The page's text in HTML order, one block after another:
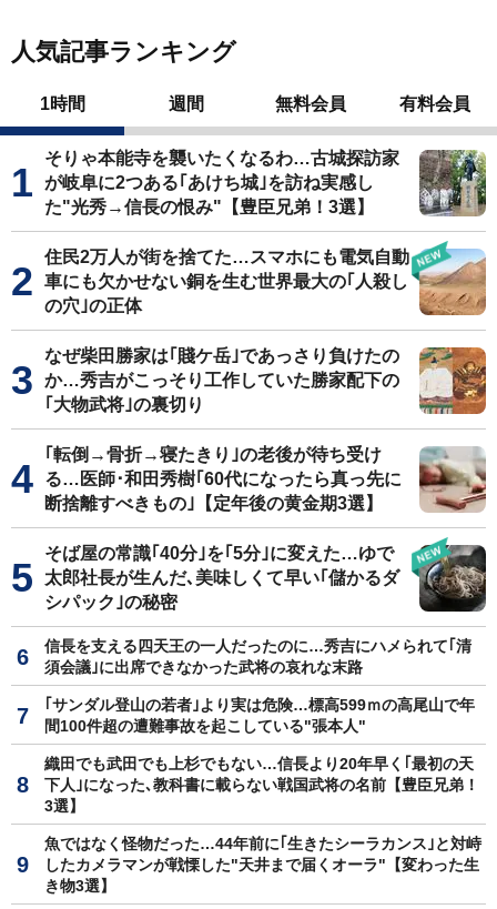
人気記事ランキング
1時間 週間 無料会員 有料会員
そりゃ本能寺を襲いたくなるわ…古城探訪家
が岐阜に2つある｢あけち城｣を訪ね実感し
た"光秀→信長の恨み"【豊臣兄弟！3選】
住民2万人が街を捨てた…スマホにも電気自動
車にも欠かせない銅を生む世界最大の｢人殺し
の穴｣の正体
なぜ柴田勝家は｢賤ケ岳｣であっさり負けたの
か…秀吉がこっそり工作していた勝家配下の
｢大物武将｣の裏切り
｢転倒→骨折→寝たきり｣の老後が待ち受け
る…医師･和田秀樹｢60代になったら真っ先に
断捨離すべきもの｣【定年後の黄金期3選】
そば屋の常識｢40分｣を｢5分｣に変えた…ゆで
太郎社長が生んだ､美味しくて早い｢儲かるダ
シパック｣の秘密
信長を支える四天王の一人だったのに…秀吉にハメられて｢清
須会議｣に出席できなかった武将の哀れな末路
｢サンダル登山の若者｣より実は危険…標高599ｍの高尾山で年
間100件超の遭難事故を起こしている"張本人"
織田でも武田でも上杉でもない…信長より20年早く｢最初の天
下人｣になった､教科書に載らない戦国武将の名前【豊臣兄弟！
3選】
魚ではなく怪物だった…44年前に｢生きたシーラカンス｣と対峙
したカメラマンが戦慄した"天井まで届くオーラ"【変わった生
き物3選】